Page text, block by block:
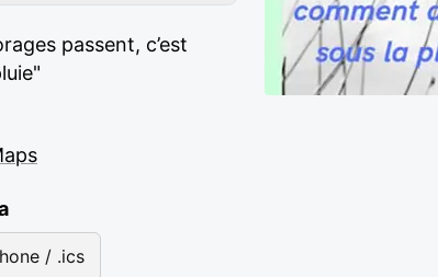
passent, c’est
/ .ics